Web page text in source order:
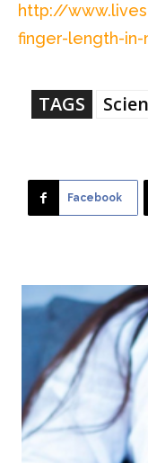
http://
finger-length-
TAGS
Facebook